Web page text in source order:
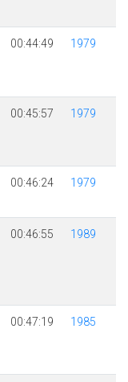
00:44:49 1979
00:45:57 1979
00:46:24 1979
00:46:55 1989
00:47:19 1985